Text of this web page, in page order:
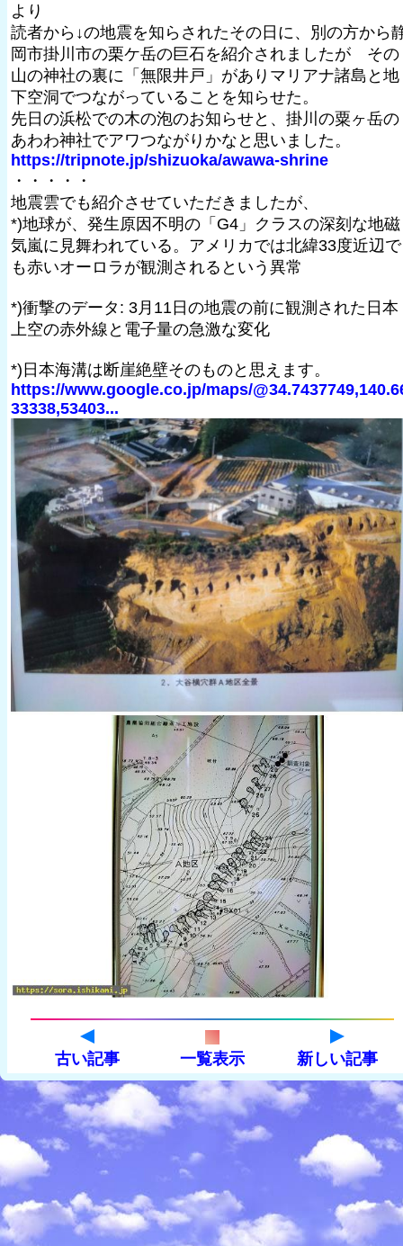
より
読者から↓の地震を知らされたその日に、別の方から
岡市掛川市の栗ケ岳の巨石を紹介されましたが その
山の神社の裏に「無限井戸」がありマリアナ諸島と地
下空洞でつながっていることを知らせた。
先日の浜松での木の泡のお知らせと、掛川の粟ヶ岳の
あわわ神社でアワつながりかなと思いました。
https://tripnote.jp/shizuoka/awawa-shrine
・・・・・
地震雲でも紹介させていただきましたが、
*)地球が、発生原因不明の「G4」クラスの深刻な地磁
気嵐に見舞われている。アメリカでは北緯33度近辺で
も赤いオーロラが観測されるという異常
*)衝撃のデータ: 3月11日の地震の前に観測された日本
上空の赤外線と電子量の急激な変化
*)日本海溝は断崖絶壁そのものと思えます。
https://www.google.co.jp/maps/
33338,53403...
古い記事 一覧表示 新しい記事